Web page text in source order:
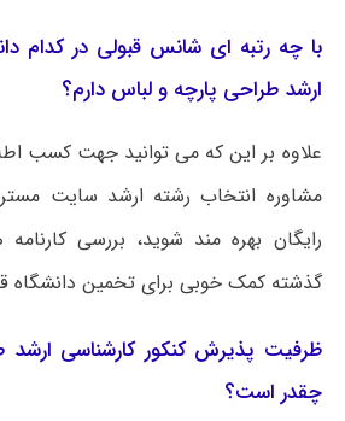
با چه رتبه ای شانس قبولی در کدام
ارشد طراحی پارچه و لباس دارم؟
علاوه بر این که می توانید جهت کسب
مشاوره انتخاب رشته ارشد سایت
رایگان بهره مند شوید، بررسی
گذشته کمک خوبی برای تخمین دانشگاه
ظرفیت پذیرش کنکور کارشناسی ارشد
چقدر است؟